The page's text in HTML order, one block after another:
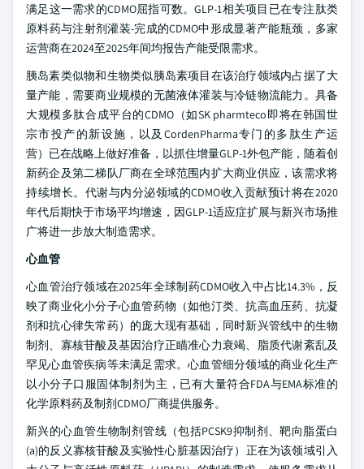
满足这一需求的CDMO屈指可数。GLP-1相关项目已在专注肽类
原料药与注射剂灌装-完成的CDMO中形成显著产能瓶颈，多家
运营商在2024至2025年间均报告产能受限需求。
胰岛素类似物和生物类似胰岛素项目在该治疗领域内占据了大
量产能，需要商业规模的无菌液体灌装与冷链物流能力。具备
大规模多肽合成平台的CDMO（如SK pharmteco即将在韩国世
宗市投产的新设施，以及CordenPharma专门的多肽生产运
营）已在战略上做好准备，以抓住增量GLP-1外包产能，随着创
新药企及第二梯队厂商在全球范围内扩大商业供应，该需求将
持续增长。代谢与内分泌领域的CDMO收入贡献预计将在2020
年代后期快于市场平均增速，因GLP-1适应症扩展与新兴市场推
广将进一步放大制造需求。
心血管
心血管治疗领域在2025年全球制药CDMO收入中占比14.3%，反
映了商业化小分子心血管药物（如他汀类、抗高血压药、抗凝
剂和抗心律失常药）的庞大现有基础，同时新兴管线中的生物
制剂、寡核苷酸及基因治疗正瞄准心力衰竭、脂质代谢紊乱及
罕见心血管疾病等未满足需求。心血管细分领域的商业化生产
以小分子口服固体制剂为主，已有大量符合FDA与EMA标准的
化学原料药及制剂CDMO厂商提供服务。
新兴的心血管生物制剂管线（包括PCSK9抑制剂、靶向脂蛋白
(a)的反义寡核苷酸及实验性心脏基因治疗）正在为该领域引入